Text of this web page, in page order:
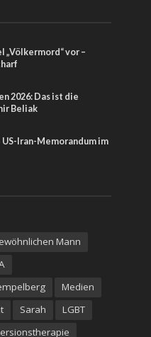
„Völkermord“ vor –
2026: Das ist die
Beliak
Iran-Memorandum im
Mann
Medien
Sarah
LGBT